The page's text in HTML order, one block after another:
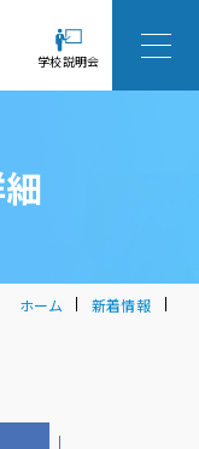
学校説明会
ホーム 新着情報